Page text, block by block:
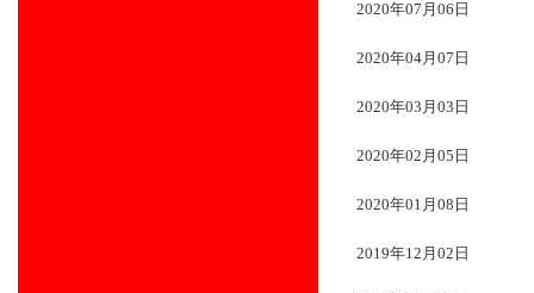
2020年07月06日
2020年04月07日
2020年03月03日
2020年02月05日
2020年01月08日
2019年12月02日